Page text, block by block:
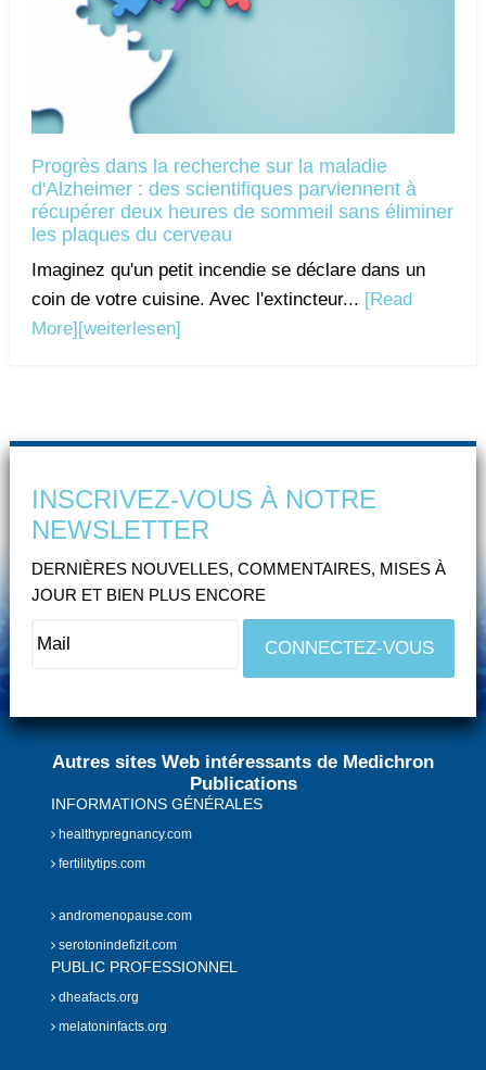
Progrès dans la recherche sur la maladie
d'Alzheimer : des scientifiques parviennent à
récupérer deux heures de sommeil sans éliminer
les plaques du cerveau
Imaginez qu'un petit incendie se déclare dans un
coin de votre cuisine. Avec l'extincteur... [Read
More][weiterlesen]
INSCRIVEZ-VOUS À NOTRE
NEWSLETTER
DERNIÈRES NOUVELLES, COMMENTAIRES, MISES À
JOUR ET BIEN PLUS ENCORE
Autres sites Web intéressants de Medichron
Publications
INFORMATIONS GÉNÉRALES
healthypregnancy.com
fertilitytips.com
andromenopause.com
serotonindefizit.com
PUBLIC PROFESSIONNEL
dheafacts.org
melatoninfacts.org